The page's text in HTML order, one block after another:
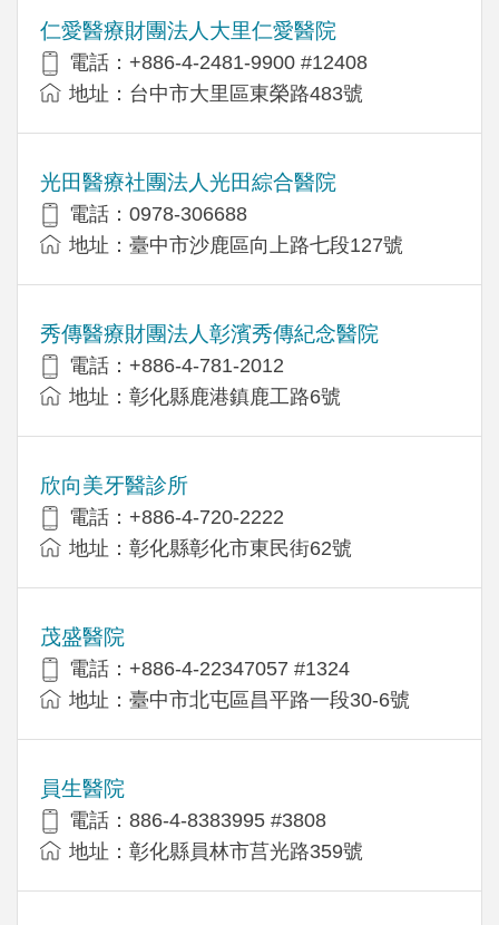
仁愛醫療財團法人大里仁愛醫院
電話：+886-4-2481-9900 #12408
地址：台中市大里區東榮路483號
光田醫療社團法人光田綜合醫院
電話：0978-306688
地址：臺中市沙鹿區向上路七段127號
秀傳醫療財團法人彰濱秀傳紀念醫院
電話：+886-4-781-2012
地址：彰化縣鹿港鎮鹿工路6號
欣向美牙醫診所
電話：+886-4-720-2222
地址：彰化縣彰化市東民街62號
茂盛醫院
電話：+886-4-22347057 #1324
地址：臺中市北屯區昌平路一段30-6號
員生醫院
電話：886-4-8383995 #3808
地址：彰化縣員林市莒光路359號